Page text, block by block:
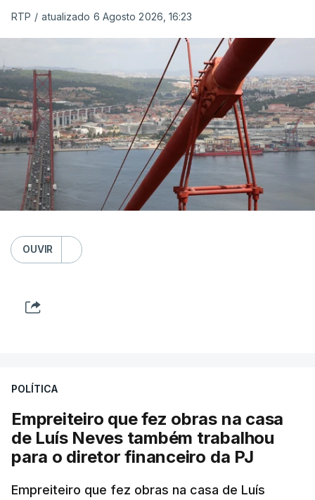
RTP / atualizado 6 Agosto 2026, 16:23
OUVIR
POLÍTICA
Empreiteiro que fez obras na casa
de Luís Neves também trabalhou
para o diretor financeiro da PJ
Empreiteiro que fez obras na casa de Luís